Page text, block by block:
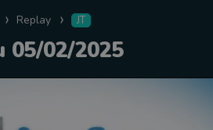
Replay JT
05/02/2025